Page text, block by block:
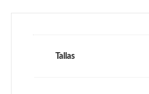
Tallas